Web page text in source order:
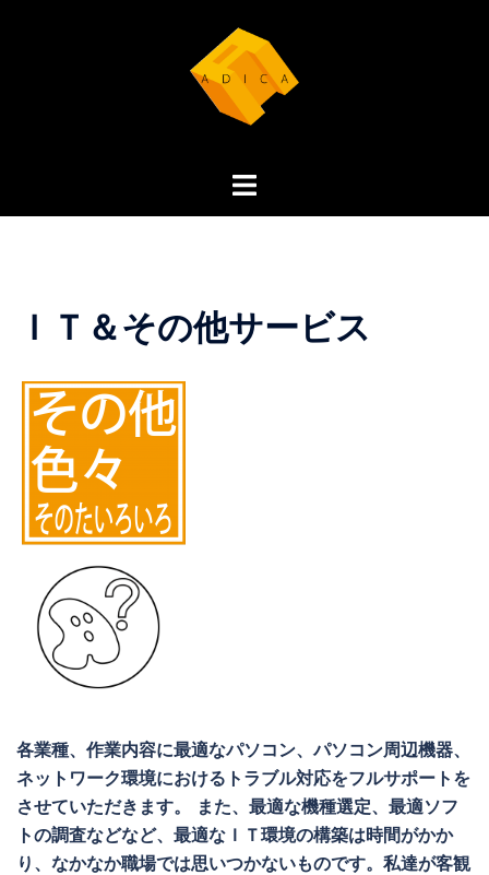
キ
ト
ュ
ー
ＩＴ＆その他サービス
各業種、作業内容に最適なパソコン、パソコン周辺機器、
ネットワーク環境におけるトラブル対応をフルサポートを
させていただきます。
また、最適な機種選定、最適ソフ
トの調査などなど、最適なＩＴ環境の構築は時間がかか
り、なかなか職場では思いつかないものです。 私達が客観